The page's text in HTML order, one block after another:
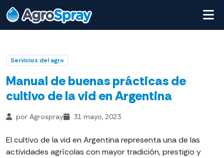
Servicios del agro
Manual de buenas prácticas de
cultivo de la vid en Argentina
por Agrospray 31 mayo, 2023
El cultivo de la vid en Argentina representa una de las
actividades agrícolas con mayor tradición, prestigio y